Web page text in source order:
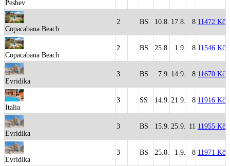
Peshev
Copacabana Beach
2 BS 10.8. 17.8. 8 11472 Kč
Copacabana Beach
2 BS 25.8. 1.9. 8 11546 Kč
Evridika
3 BS 7.9. 14.9. 8 11670 Kč
Italia
3 SS 14.9. 21.9. 8 11916 Kč
Evridika
3 BS 15.9. 25.9. 11 11955 Kč
Evridika
3 BS 25.8. 1.9. 8 11971 Kč